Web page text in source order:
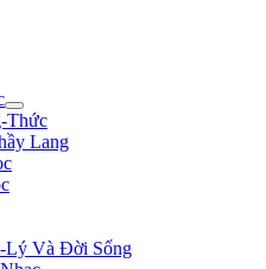
Thức
Lang
Lý Và Đời Sống